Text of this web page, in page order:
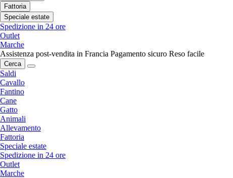
Fattoria
Speciale estate
Spedizione in 24 ore
Outlet
Marche
Assistenza post-vendita in Francia Pagamento sicuro Reso facile
Cerca
Saldi
Cavallo
Fantino
Cane
Gatto
Animali
Allevamento
Fattoria
Speciale estate
Spedizione in 24 ore
Outlet
Marche